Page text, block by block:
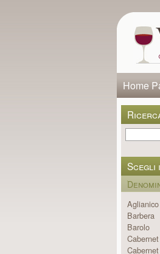
Home
Scegli
Aglianico
Barbera
Barolo
Cabernet